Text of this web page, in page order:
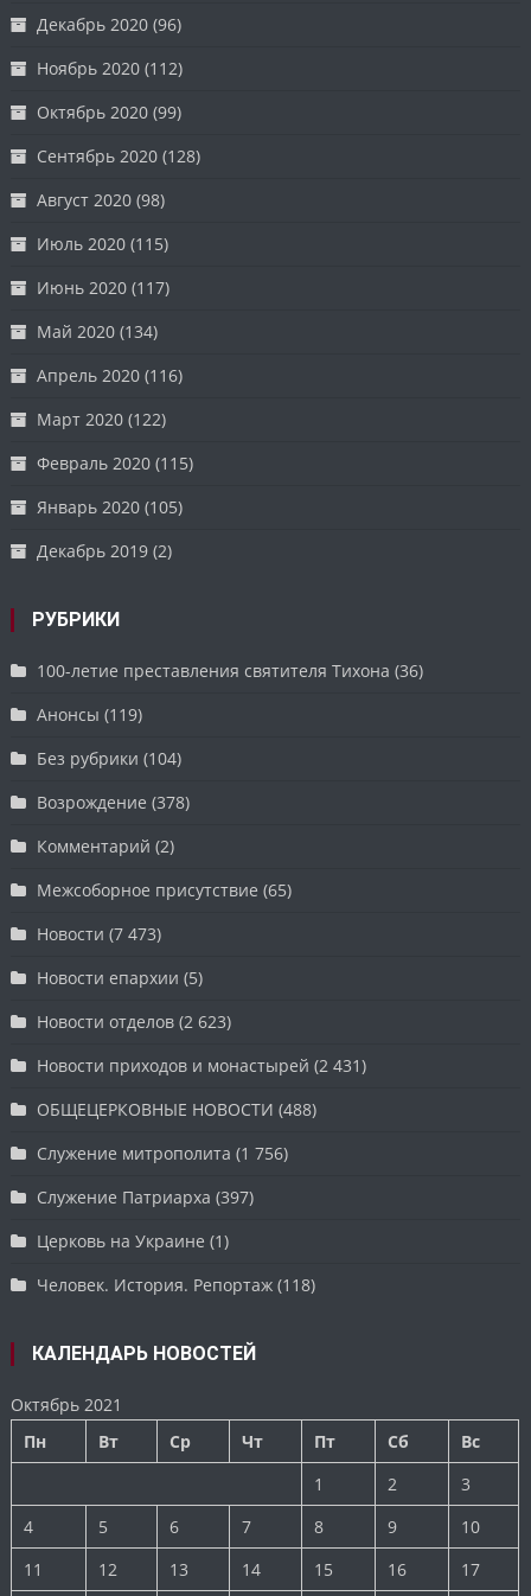
Декабрь 2020 (96)
Ноябрь 2020 (112)
Октябрь 2020 (99)
Сентябрь 2020 (128)
Август 2020 (98)
Июль 2020 (115)
Июнь 2020 (117)
Май 2020 (134)
Апрель 2020 (116)
Март 2020 (122)
Февраль 2020 (115)
Январь 2020 (105)
Декабрь 2019 (2)
РУБРИКИ
100-летие преставления святителя Тихона (36)
Анонсы (119)
Без рубрики (104)
Возрождение (378)
Комментарий (2)
Межсоборное присутствие (65)
Новости (7 473)
Новости епархии (5)
Новости отделов (2 623)
Новости приходов и монастырей (2 431)
ОБЩЕЦЕРКОВНЫЕ НОВОСТИ (488)
Служение митрополита (1 756)
Служение Патриарха (397)
Церковь на Украине (1)
Человек. История. Репортаж (118)
КАЛЕНДАРЬ НОВОСТЕЙ
Октябрь 2021
Пн
Вт Ср Чт Пт Сб
Вс
1
2
3
4
5 6 7 8 9
10
11
12 13 14 15 16 17